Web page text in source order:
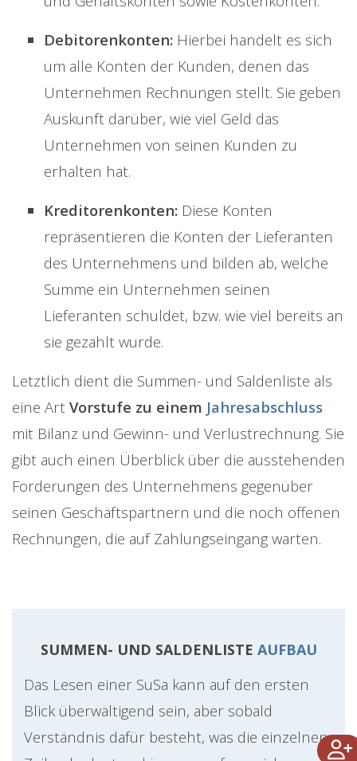
Debitorenkonten: Hierbei handelt es sich
um alle Konten der Kunden, denen das
Unternehmen Rechnungen stellt. Sie geben
Auskunft darüber, wie viel Geld das
Unternehmen von seinen Kunden zu
erhalten hat.
Kreditorenkonten: Diese Konten
repräsentieren die Konten der Lieferanten
des Unternehmens und bilden ab, welche
Summe ein Unternehmen seinen
Lieferanten schuldet, bzw. wie viel bereits an
sie gezahlt wurde.
Letztlich dient die Summen- und Saldenliste als
eine Art Vorstufe zu einem Jahresabschluss
mit Bilanz und Gewinn- und Verlustrechnung. Sie
gibt auch einen Überblick über die ausstehenden
Forderungen des Unternehmens gegenüber
seinen Geschäftspartnern und die noch offenen
Rechnungen, die auf Zahlungseingang warten.
SUMMEN- UND SALDENLISTE AUFBAU
Das Lesen einer SuSa kann auf den ersten
Blick überwältigend sein, aber sobald
Verständnis dafür besteht, was die einzelnen